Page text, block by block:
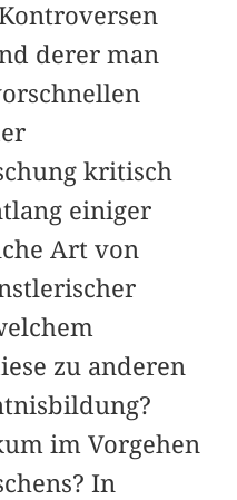
derer man
kritisch
einiger
Art von
zu anderen
im Vorgehen
In